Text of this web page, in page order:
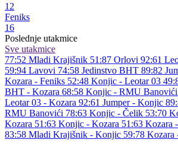
12
Feniks
16
Poslednje utakmice
Sve utakmice
77:52 Mladi Krajišnik 51:87 Orlovi 92:61
59:94 Lavovi 74:58 Jedinstvo BHT 89:82
Kozara - Feniks 52:48 Konjic - Leotar 03
BHT - Kozara 68:58 Konjic - RMU
Leotar 03 - Kozara 92:61 Jumper - Konjic
RMU Banovići 78:63 Konjic - Čelik 53:70
Kozara 51:63 Konjic - Kozara 51:63 Kozara
83:58 Mladi Krajišnik - Konjic 59:78 Kozara